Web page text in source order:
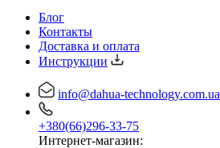
Блог
Контакты
Доставка и оплата
Инструкции
info@dahua-technology.com.ua
+380(66)296-33-75
Интернет-магазин: